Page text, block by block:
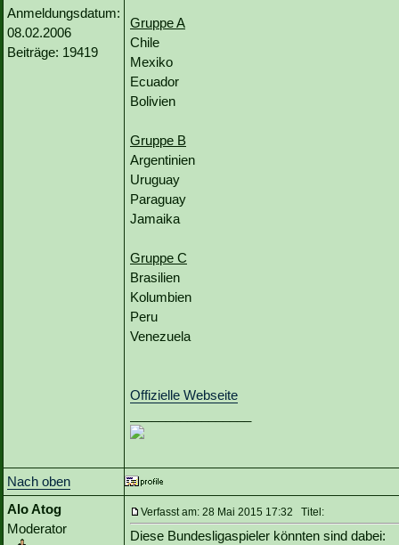
Anmeldungsdatum:
08.02.2006
Beiträge: 19419
Gruppe A
Chile
Mexiko
Ecuador
Bolivien
Gruppe B
Argentinien
Uruguay
Paraguay
Jamaika
Gruppe C
Brasilien
Kolumbien
Peru
Venezuela
Offizielle Webseite
Nach oben
Alo Atog
Moderator
Verfasst am: 28 Mai 2015 17:32 Titel:
Diese Bundesligaspieler könnten sind dabei: